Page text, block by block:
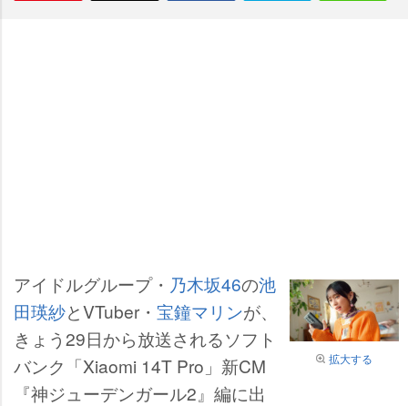
拡大する
アイドルグループ・ 乃木坂46の池
田瑛紗とVTuber・ 宝鐘マリンが、
きょう29日から放送されるソフト
バンク「Xiaomi 14T Pro」新CM
『神ジューデンガール2』編に出